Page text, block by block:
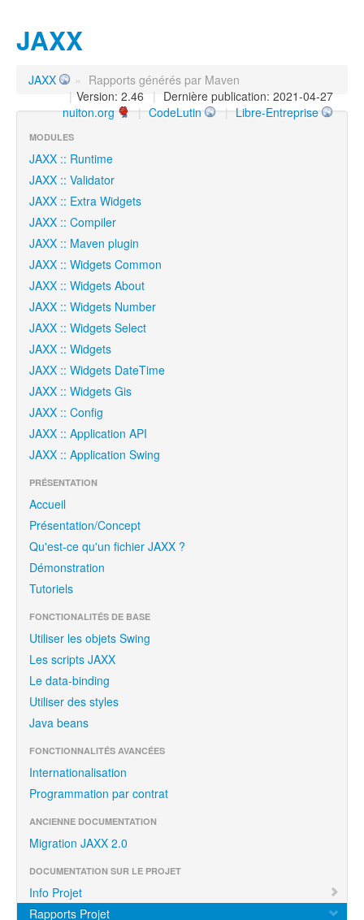
JAXX
JAXX » Rapports générés par Maven
| Dernière publication: 2021-04-27
| Version: 2.46
| Libre-Entreprise
| CodeLutin
nuiton.org
MODULES
JAXX :: Runtime
JAXX :: Validator
JAXX :: Extra Widgets
JAXX :: Compiler
JAXX :: Maven plugin
JAXX :: Widgets Common
JAXX :: Widgets About
JAXX :: Widgets Number
JAXX :: Widgets Select
JAXX :: Widgets
JAXX :: Widgets DateTime
JAXX :: Widgets Gis
JAXX :: Config
JAXX :: Application API
JAXX :: Application Swing
PRÉSENTATION
Accueil
Présentation/Concept
Qu'est-ce qu'un fichier JAXX ?
Démonstration
Tutoriels
FONCTIONALITÉS DE BASE
Utiliser les objets Swing
Les scripts JAXX
Le data-binding
Utiliser des styles
Java beans
FONCTIONNALITÉS AVANCÉES
Internationalisation
Programmation par contrat
ANCIENNE DOCUMENTATION
Migration JAXX 2.0
DOCUMENTATION SUR LE PROJET
Info Projet
Rapports Projet